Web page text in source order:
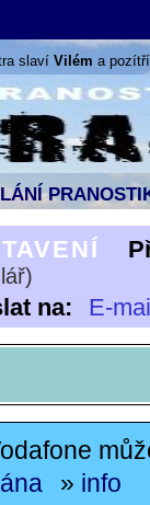
slaví Vilém a
na: E-
» info